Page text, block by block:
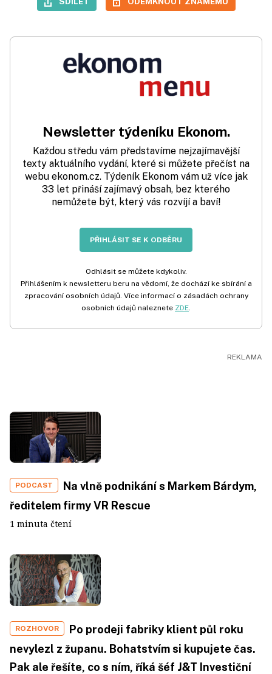
Newsletter týdeníku Ekonom.
Každou středu vám představíme nejzajímavější
texty aktuálního vydání, které si můžete přečíst na
webu ekonom.cz. Týdeník Ekonom vám už více jak
33 let přináší zajímavý obsah, bez kterého
nemůžete být, který vás rozvíjí a baví!
PŘIHLÁSIT SE K ODBĚRU
Odhlásit se můžete kdykoliv.
Přihlášením k newsletteru beru na vědomí, že dochází ke sbírání a
zpracování osobních údajů. Více informací o zásadách ochrany
osobních údajů naleznete ZDE
PODCAST
Na vlně podnikání s Markem Bárdym,
ředitelem firmy VR Rescue
1 minuta čtení
ROZHOVOR
Po prodeji fabriky klient půl roku
nevylezl z županu. Bohatstvím si kupujete čas.
Pak ale řešíte, co s ním, říká šéf J&T Investiční